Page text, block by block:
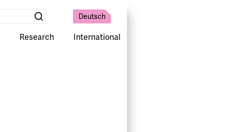
Suche
Deutsch
Research International